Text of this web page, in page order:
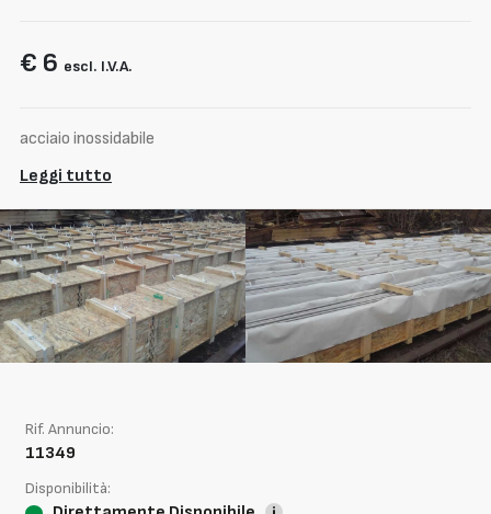
€ 6 escl. I.V.A.
acciaio inossidabile
Leggi tutto
Rif. Annuncio:
11349
Disponibilità: